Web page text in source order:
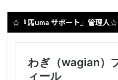
☆『馬uma サポート』管理人☆